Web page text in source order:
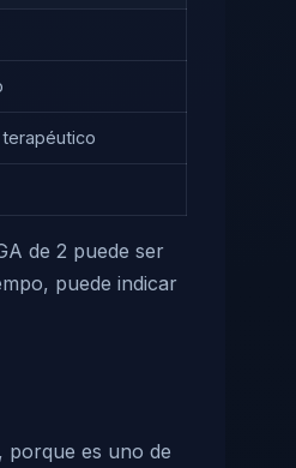
de 2 puede ser
puede indicar
porque es uno de